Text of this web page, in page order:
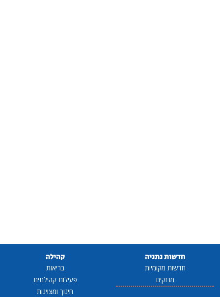
חדשות נתניה
חדשות מקומיות
מבזקים
קהילה
בריאות
פעילות קהילתית
חינוך ומצוינות